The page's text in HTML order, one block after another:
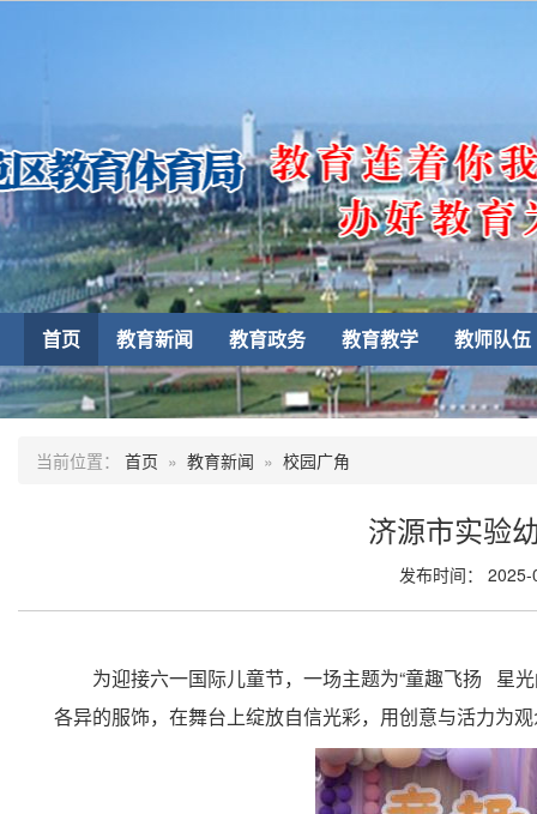
首页 教育新闻 教育政务 教育教学 教师队伍
当前位置： 首页 » 教育新闻 » 校园广角
济源市实验
发布时间：
为迎接六一国际儿童节，一场主题为“童趣飞扬 星
各异的服饰，在舞台上绽放自信光彩，用创意与活力为